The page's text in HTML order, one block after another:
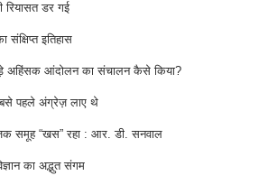
रियासत डर गई
संक्षिप्त इतिहास
अहिंसक आंदोलन का संचालन कैसे किया?
पहले अंग्रेज़ लाए थे
समूह “खस” रहा : आर. डी. सनवाल
का अद्भुत संगम